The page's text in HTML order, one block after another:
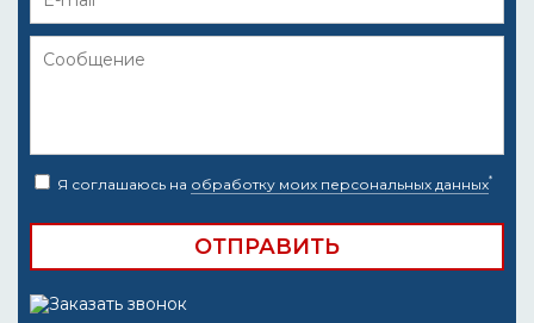
Я соглашаюсь на обработку моих персональных данных*